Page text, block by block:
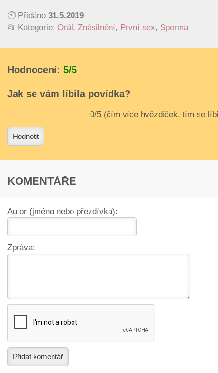
🕙 Přidáno 31.5.2019
📂 Kategorie: Orál , Znásilnění, První sex, Sperma
Hodnocení: 5/5
Jak se vám líbila povídka?
Hodnotit
KOMENTÁŘE
Autor (jméno nebo přezdívka):
Zpráva:
Přidat komentář